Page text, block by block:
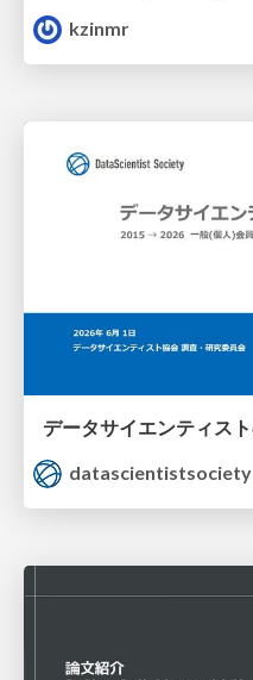
kzinmr
datascientistsociety